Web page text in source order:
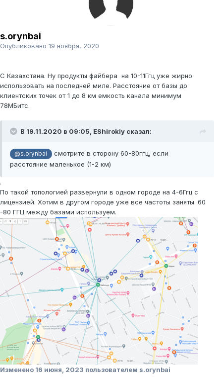
s.orynbai
Опубликовано 19 ноября, 2020
С Казахстана. Ну продукты файбера на 10-11Ггц уже жирно
использовать на последней миле. Расстояние от базы до
клиентских точек от 1 до 8 км емкость канала минимум
78МБитс.
В 19.11.2020 в 09:05, EShirokiy сказал:
@s.orynbai
смотрите в сторону 60-80ггц, если
расстояние маленькое (1-2 км)
.
По такой топологией развернули в одном городе на 4-6Ггц с
лицензией. Хотим в другом городе уже все частоты заняты. 60
-80 ГГЦ между базами используем.
Изменено 16 июня, 2023 пользователем s.orynbai